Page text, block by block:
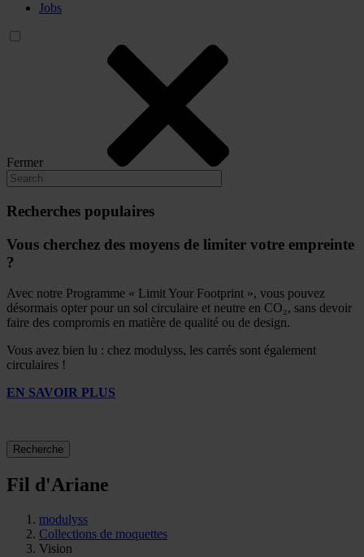
Jobs
Fermer
Recherches populaires
Vous cherchez des moyens de limiter votre empreinte
?
Avec notre Programme « Limit Your Footprint », vous pouvez
désormais opter pour un sol circulaire et neutre en CO₂, sans devoir
faire des compromis en matière de qualité ou de design.
Vous avez bien lu : chez modulyss, les carrés sont également
circulaires !
EN SAVOIR PLUS
Recherche
Fil d'Ariane
modulyss
Collections de moquettes
Vision